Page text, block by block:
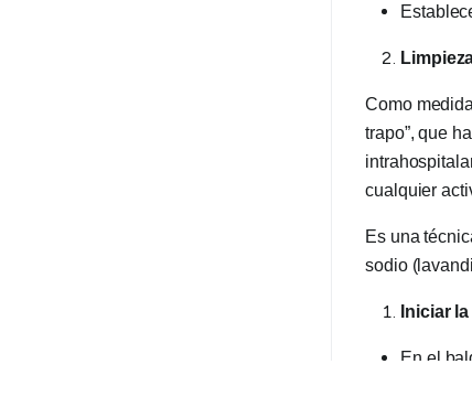
Como
trapo”, que
cualquier
Es una
sodio
Iniciar
En el